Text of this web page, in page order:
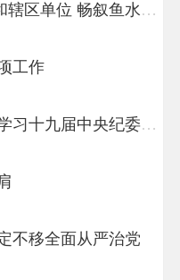
区领导走访慰问驻区部队和辖区单位 畅叙鱼水深情 共商发展大计
工作
区委常委会召开会议 传达学习十九届中央纪委四次全会和五届市纪委四次全会精神
不移全面从严治党